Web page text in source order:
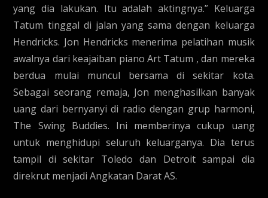
yang dia lakukan. Itu adalah aktingnya.” Keluarga
Tatum tinggal di jalan yang sama dengan keluarga
Hendricks. Jon Hendricks menerima pelatihan musik
awalnya dari keajaiban piano Art Tatum , dan mereka
berdua mulai muncul bersama di sekitar kota.
Sebagai seorang remaja, Jon menghasilkan banyak
uang dari bernyanyi di radio dengan grup harmoni,
The Swing Buddies. Ini memberinya cukup uang
untuk menghidupi seluruh keluarganya. Dia terus
tampil di sekitar Toledo dan Detroit sampai dia
direkrut menjadi Angkatan Darat AS.